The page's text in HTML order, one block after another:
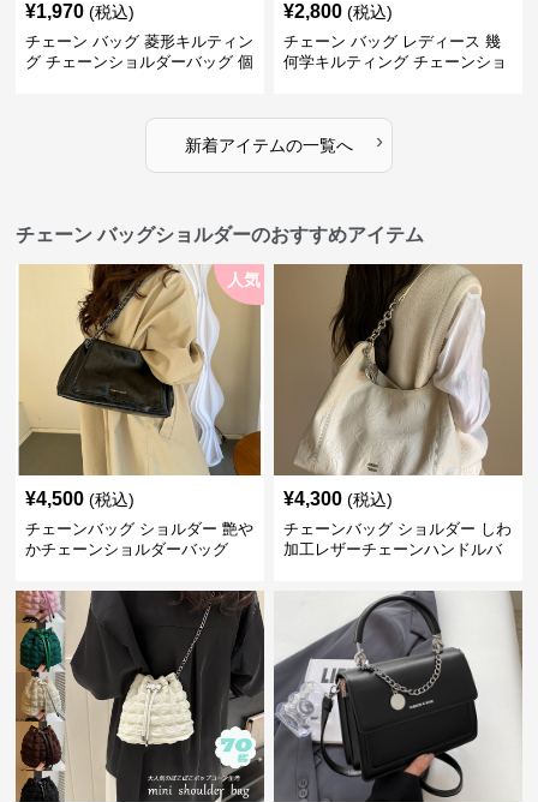
¥1,970 (税込)
チェーン バッグ 菱形キルティン
グ チェーンショルダーバッグ 個
¥2,800 (税込)
チェーン バッグ レディース 幾
何学キルティング チェーンショ
新着アイテムの一覧へ ›
チェーン バッグショルダーのおすすめアイテム
人気
¥4,500 (税込)
チェーンバッグ ショルダー 艶や
かチェーンショルダーバッグ
¥4,300 (税込)
チェーンバッグ ショルダー しわ
加工レザーチェーンハンドルバ